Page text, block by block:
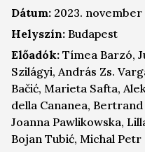
Dátum: 2023. november
Helyszín: Budapest
Előadók: Tímea Barzó,
Szilágyi, András Zs.
Bačić, Marieta Safta,
della Cananea,
Joanna Pawlikowska,
Bojan Tubić, Michal Petr